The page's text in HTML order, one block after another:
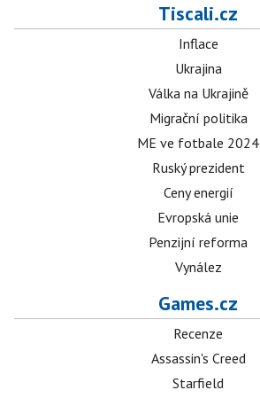
Tiscali.cz
Inflace
Ukrajina
Válka na Ukrajině
Migrační politika
ME ve fotbale 2024
Ruský prezident
Ceny energií
Evropská unie
Penzijní reforma
Vynález
Games.cz
Recenze
Assassin's Creed
Starfield